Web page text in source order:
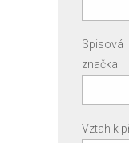
Spisová
značka
Vztah k